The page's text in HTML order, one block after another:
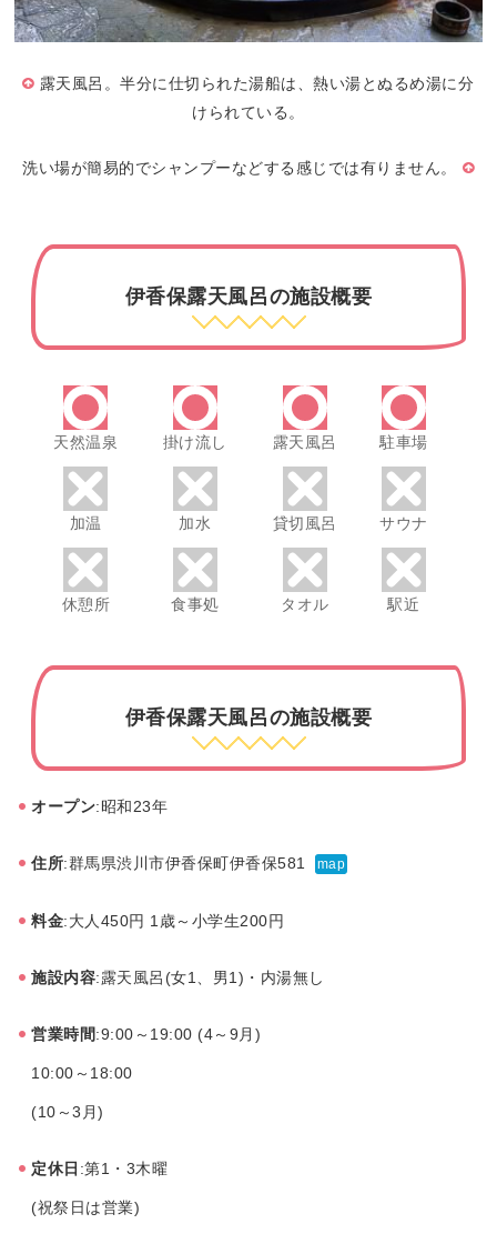
露天風呂。半分に仕切られた湯船は、熱い湯とぬるめ湯に分
けられている。
洗い場が簡易的でシャンプーなどする感じでは有りません。
伊香保露天風呂の施設概要
天然温泉 掛け流し 露天風呂 駐車場
加温 加水 貸切風呂 サウナ
休憩所 食事処 タオル 駅近
伊香保露天風呂の施設概要
オープン:昭和23年
住所:群馬県渋川市伊香保町伊香保581 map
料金:大人450円 1歳～小学生200円
施設内容:露天風呂(女1、男1)・内湯無し
営業時間:9:00～19:00 (4～9月)
10:00～18:00
(10～3月)
定休日 :第1・3木曜
(祝祭日は営業)